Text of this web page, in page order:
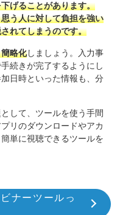
げることがあります。
う人に対して負担を強い
れてしまうのです。
略化しましょう。入力事
続きが完了するようにし
日時といった情報も、分
して、ツールを使う手間
リのダウンロードやアカ
単に視聴できるツールを
ナーツールっ